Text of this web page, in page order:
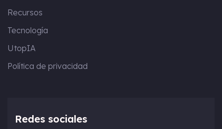
Recursos
Tecnología
UtopIA
Política de privacidad
Redes sociales